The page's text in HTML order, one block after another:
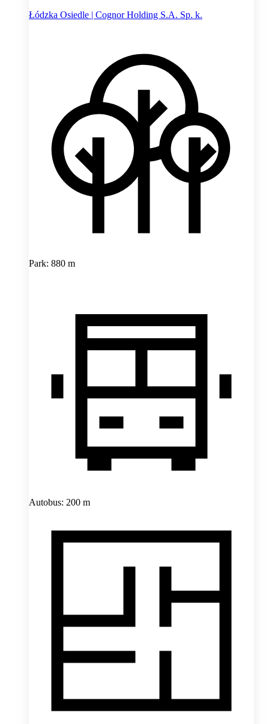
Łódzka Osiedle | Cognor Holding S.A. Sp. k.
Park: 880 m
Autobus: 200 m